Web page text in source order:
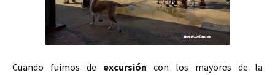
Cuando fuimos de excursión con los mayores de la